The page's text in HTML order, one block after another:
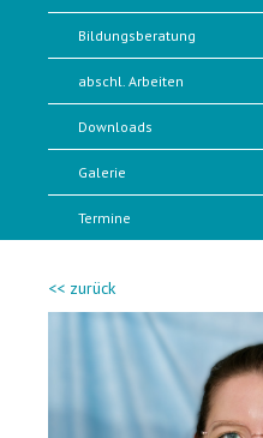
Bildungsberatung
abschl. Arbeiten
Downloads
Galerie
Termine
<< zurück